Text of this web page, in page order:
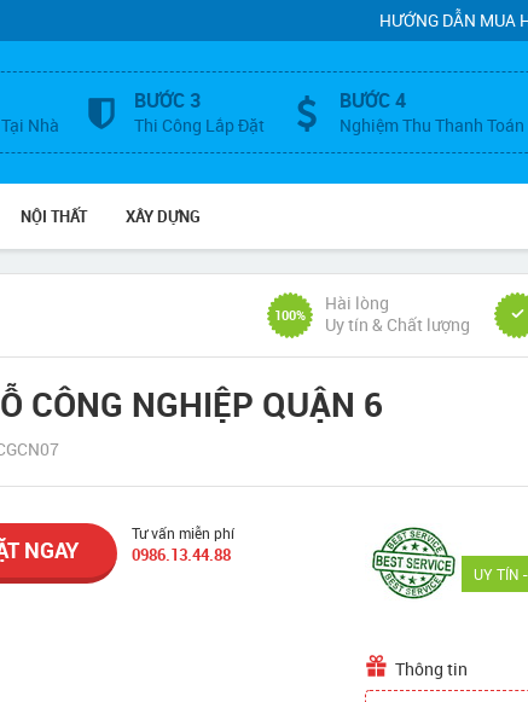
HƯỚNG DẪN MUA
Nhà
BƯỚC 3
Thi Công Lắp Đặt
BƯỚC 4
Nghiệm Thu Thanh Toán
NỘI THẤT XÂY DỰNG
100%
Hài lòng
Uy tín & Chất lượng
CÔNG NGHIỆP QUẬN 6
NGAY
Tư vấn miễn phí
0986.13.44.88
UY TÍN
Thông tin